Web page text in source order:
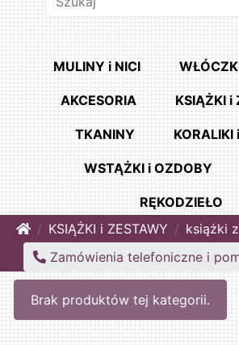
MULINY i NICI
AKCESORIA KSIĄŻKI i
TKANINY KORALIKI
WSTĄŻKI i OZDOBY
RĘKODZIEŁO
HomeKSIĄŻKI i ZESTAWY
książki
Zamówienia telefoniczne i
Brak produktów tej kategorii.